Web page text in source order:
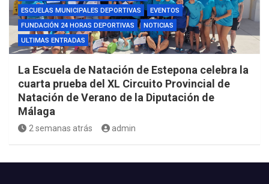
ESCUELAS MUNICIPALES DEPORTIVAS
EVENTOS
FUNDACIÓN 24 HORAS DEPORTIVAS
NOTICIAS
ULTIMAS ENTRADAS
La Escuela de Natación de Estepona celebra la
cuarta prueba del XL Circuito Provincial de
Natación de Verano de la Diputación de
Málaga
2 semanas atrás admin